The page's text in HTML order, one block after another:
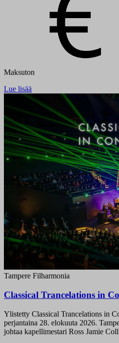
Maksuton
Lue lisää
Tampere Filharmonia
Classical Trancelations in
Ylistetty Classical Trancelations in
perjantaina 28. elokuuta 2026.
johtaa kapellimestari Ross Jamie